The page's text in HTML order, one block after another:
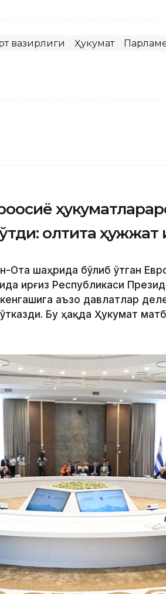
вазирлиги Ҳукумат
олтита ҳужжат
Ота шаҳрида бўлиб ўтган
Қирғиз Республикаси
аъзо давлатлар
Бу ҳақда Ҳукумат